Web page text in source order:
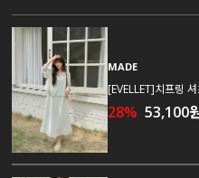
MADE
[EVELLET]치프링
28% 53,100